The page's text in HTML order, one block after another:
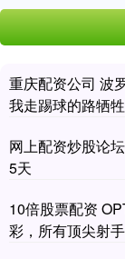
重庆配资公司 波
我走踢球的路牺
网上配资炒股论
5天
10倍股票配资
彩，所有顶尖射